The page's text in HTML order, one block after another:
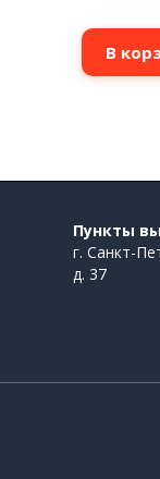
В
Пункты
г. Санкт-
д. 37